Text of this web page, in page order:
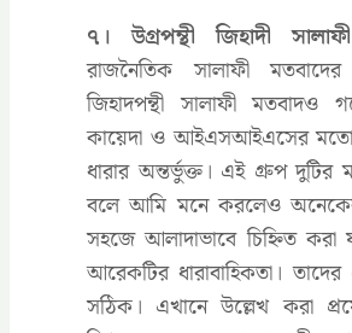
৭। উগ্রপন্থী জিহাদী
রাজনৈতিক সালাফী
জিহাদপন্থী সালাফী
কায়েদা ও আইএসআইএসের মতো
ধারার অন্তর্ভুক্ত। এই গ্রুপ দুটির
বলে আমি মনে করলেও
সহজে আলাদাভাবে চিহ্নিত
আরেকটির ধারাবাহিকতা।
সঠিক। এখানে উল্লেখ করা